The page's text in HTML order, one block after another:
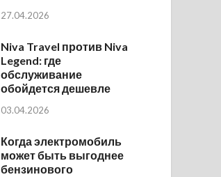
27.04.2026
Niva Travel против Niva
Legend: где
обслуживание
обойдется дешевле
03.04.2026
Когда электромобиль
может быть выгоднее
бензинового